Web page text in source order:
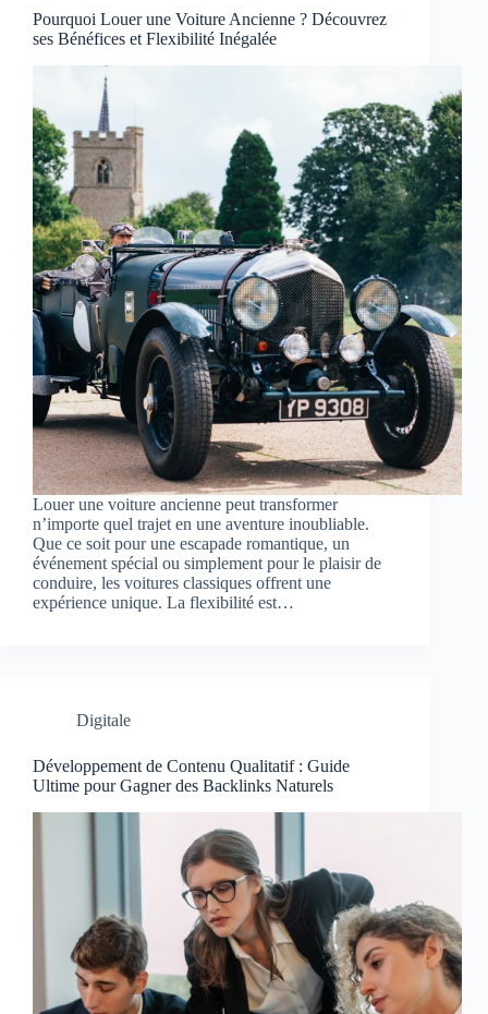
Pourquoi Louer une Voiture Ancienne ? Découvrez
ses Bénéfices et Flexibilité Inégalée
Louer une voiture ancienne peut transformer
n’importe quel trajet en une aventure inoubliable.
Que ce soit pour une escapade romantique, un
événement spécial ou simplement pour le plaisir de
conduire, les voitures classiques offrent une
expérience unique. La flexibilité est…
Digitale
Développement de Contenu Qualitatif : Guide
Ultime pour Gagner des Backlinks Naturels